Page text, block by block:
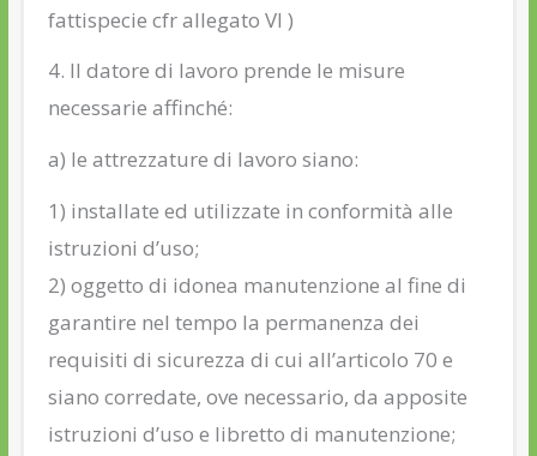
fattispecie cfr allegato VI )
4. Il datore di lavoro prende le misure
necessarie affinché:
a) le attrezzature di lavoro siano:
1) installate ed utilizzate in conformità alle
istruzioni d’uso;
2) oggetto di idonea manutenzione al fine di
garantire nel tempo la permanenza dei
requisiti di sicurezza di cui all’articolo 70 e
siano corredate, ove necessario, da apposite
istruzioni d’uso e libretto di manutenzione;